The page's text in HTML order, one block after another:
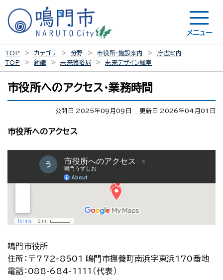
メニュー
TOP カテゴリ 分野 市役所・施設案内
庁舎案内
TOP
組織 未来戦略局 未来デザイン総室
市役所へのアクセス・業務時間
公開日 2025年09月09日 更新日 2026年04月01日
市役所へのアクセス
鳴門市役所
住所：〒772-8501 鳴門市撫養町南浜字東浜170番地
電話：088-684-1111（代表）